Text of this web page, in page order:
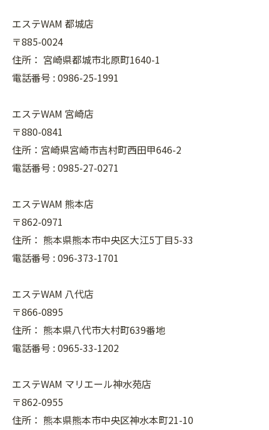
エステWAM 都城店
〒885-0024
住所： 宮崎県都城市北原町1640-1
電話番号 : 0986-25-1991
エステWAM 宮崎店
〒880-0841
住所：宮崎県宮崎市吉村町西田甲646-2
電話番号 : 0985-27-0271
エステWAM 熊本店
〒862-0971
住所： 熊本県熊本市中央区大江5丁目5-33
電話番号 : 096-373-1701
エステWAM 八代店
〒866-0895
住所： 熊本県八代市大村町639番地
電話番号 : 0965-33-1202
エステWAM マリエール神水苑店
〒862-0955
住所： 熊本県熊本市中央区神水本町21-10